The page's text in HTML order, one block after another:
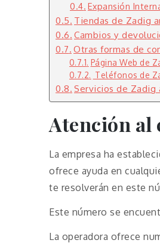
Expansión
Tiendas de Zadig
Cambios y
Otras formas de
Página Web de
Teléfonos de
Servicios de Zadig
Atención al
La empresa ha
ofrece ayuda en
te resolverán en este
Este número se
La operadora ofrece